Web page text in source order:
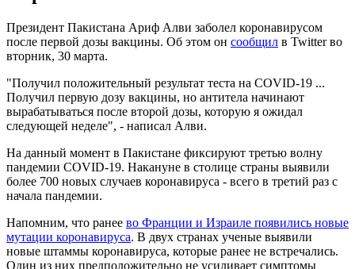
Президент Пакистана Ариф Алви заболел коронавирусом
после первой дозы вакцины. Об этом он сообщил в Twitter во
вторник, 30 марта.
"Получил положительный результат теста на COVID-19 ...
Получил первую дозу вакцины, но антитела начинают
вырабатываться после второй дозы, которую я ожидал
следующей неделе", - написал Алви.
На данный момент в Пакистане фиксируют третью волну
пандемии COVID-19. Накануне в столице страны выявили
более 700 новых случаев коронавируса - всего в третий раз с
начала пандемии.
Напомним, что ранее во Франции и Израиле появились новые
мутации коронавируса. В двух странах ученые выявили
новые штаммы коронавируса, которые ранее не встречались.
Один из них предположительно не усиливает симптомы